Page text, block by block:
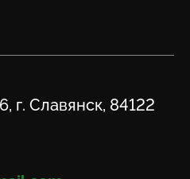
г. Славянск, 84122